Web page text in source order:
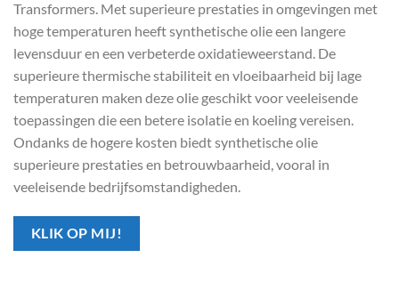
Transformers. Met superieure prestaties in omgevingen met
hoge temperaturen heeft synthetische olie een langere
levensduur en een verbeterde oxidatieweerstand. De
superieure thermische stabiliteit en vloeibaarheid bij lage
temperaturen maken deze olie geschikt voor veeleisende
toepassingen die een betere isolatie en koeling vereisen.
Ondanks de hogere kosten biedt synthetische olie
superieure prestaties en betrouwbaarheid, vooral in
veeleisende bedrijfsomstandigheden.
KLIK OP MIJ!